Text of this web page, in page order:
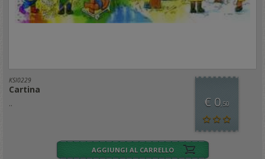
KSI0229
Cartina
.. € 0,50
AGGIUNGI AL CARRELLO